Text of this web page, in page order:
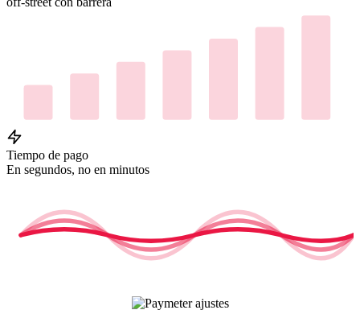
Tiempo de pago
En segundos, no en minutos